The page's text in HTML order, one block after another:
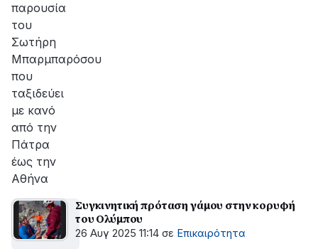
παρουσία
του
Σωτήρη
Μπαρμπαρόσου
που
ταξιδεύει
με κανό
από την
Πάτρα
έως την
Αθήνα
Συγκινητική πρόταση γάμου στην κορυφή
του Ολύμπου
26 Αυγ 2025 11:14 σε Επικαιρότητα